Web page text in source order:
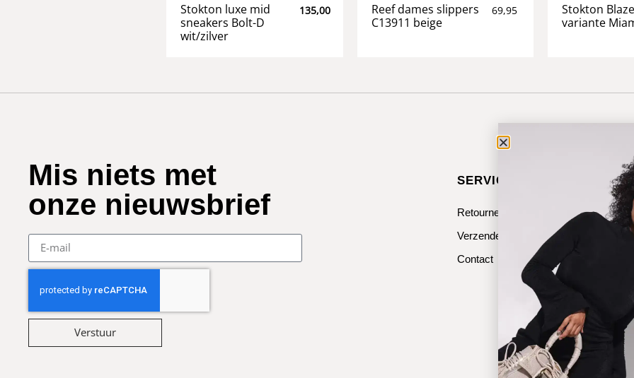
Stokton luxe mid
sneakers Bolt-D
wit/zilver
135,00
Reef dames slippers
C13911 beige
69,95
Stokton
variante
Mis niets met
onze nieuwsbrief
Verstuur
SERVICE & CONTACT
Retourneren
Verzenden
Contact